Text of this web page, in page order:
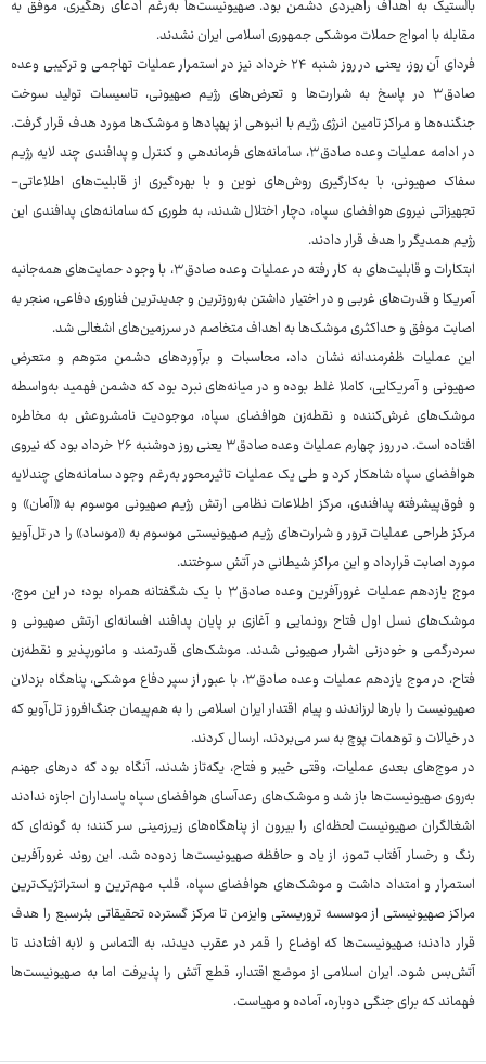
بالستیک به اهداف راهبردی دشمن بود. صهیونیست‌ها به‌رغم ادعای رهگیری، موفق به
مقابله با امواج حملات موشکی جمهوری اسلامی ایران نشدند.
فردای آن روز، یعنی در روز شنبه ۲۴ خرداد نیز در استمرار عملیات تهاجمی و ترکیبی وعده
صادق۳ در پاسخ به شرارت‌ها و تعرض‌های رژیم صهیونی، تاسیسات تولید سوخت
جنگنده‌ها و مراکز تامین انرژی رژیم با انبوهی از پهپادها و موشک‌ها مورد هدف قرار گرفت.
در ادامه عملیات وعده صادق۳، سامانه‌های فرماندهی و کنترل و پدافندی چند لایه رژیم
سفاک صهیونی، با به‌کارگیری روش‌های نوین و با بهره‌گیری از قابلیت‌های اطلاعاتی-
تجهیزاتی نیروی هوافضای سپاه، دچار اختلال شدند، به طوری که سامانه‌های پدافندی این
رژیم همدیگر را هدف قرار دادند.
ابتکارات و قابلیت‌های به کار رفته در عملیات وعده صادق۳، با وجود حمایت‌های همه‌جانبه
آمریکا و قدرت‌های غربی و در اختیار داشتن به‌روزترین و جدیدترین فناوری دفاعی، منجر به
اصابت موفق و حداکثری موشک‌ها به اهداف متخاصم در سرزمین‌های اشغالی شد.
این عملیات ظفرمندانه نشان داد، محاسبات و برآوردهای دشمن متوهم و متعرض
صهیونی و آمریکایی، کاملا غلط بوده و در میانه‌های نبرد بود که دشمن فهمید به‌واسطه
موشک‌های غرش‌کننده و نقطه‌زن هوافضای سپاه، موجودیت نامشروعش به مخاطره
افتاده است. در روز چهارم عملیات وعده صادق۳ یعنی روز دوشنبه ۲۶ خرداد بود که نیروی
هوافضای سپاه شاهکار کرد و طی یک عملیات تاثیرمحور به‌رغم وجود سامانه‌های چندلایه
و فوق‌پیشرفته پدافندی، مرکز اطلاعات نظامی ارتش رژیم صهیونی موسوم به «آمان» و
مرکز طراحی عملیات ترور و شرارت‌های رژیم صهیونیستی موسوم به «موساد» را در تل‌آویو
مورد اصابت قرارداد و این مراکز شیطانی در آتش سوختند.
موج یازدهم عملیات غرورآفرین وعده صادق۳ با یک شگفتانه همراه بود؛ در این موج،
موشک‌های نسل اول فتاح رونمایی و آغازی بر پایان پدافند افسانه‌ای ارتش صهیونی و
سردرگمی و خودزنی اشرار صهیونی شدند. موشک‌های قدرتمند و مانورپذیر و نقطه‌زن
فتاح، در موج یازدهم عملیات وعده صادق۳، با عبور از سپر دفاع موشکی، پناهگاه بزدلان
صهیونیست را بارها لرزاندند و پیام اقتدار ایران اسلامی را به هم‌پیمان جنگ‌افروز تل‌آویو که
در خیالات و توهمات پوچ به سر می‌بردند، ارسال کردند.
در موج‌های بعدی عملیات، وقتی خیبر و فتاح، یکه‌تاز شدند، آنگاه بود که درهای جهنم
به‌روی صهیونیست‌ها باز شد و موشک‌های رعدآسای هوافضای سپاه پاسداران اجازه ندادند
اشغالگران صهیونیست لحظه‌ای را بیرون از پناهگاه‌های زیرزمینی سر کنند؛ به گونه‌ای که
رنگ و رخسار آفتاب تموز، از یاد و حافظه صهیونیست‌ها زدوده شد. این روند غرورآفرین
استمرار و امتداد داشت و موشک‌های هوافضای سپاه، قلب مهم‌ترین و استراتژیک‌ترین
مراکز صهیونیستی از موسسه تروریستی وایزمن تا مرکز گسترده تحقیقاتی بئرسبع را هدف
قرار دادند؛ صهیونیست‌ها که اوضاع را قمر در عقرب دیدند، به التماس و لابه افتادند تا
آتش‌بس شود. ایران اسلامی از موضع اقتدار، قطع آتش را پذیرفت اما به صهیونیست‌ها
فهماند که برای جنگی دوباره، آماده و مهیاست.